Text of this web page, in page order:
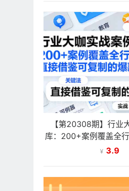
【第20308期】行业
库：200+案例覆盖全
可复制的爆款打法
¥ 3.9